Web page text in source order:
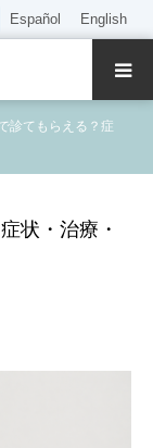
Español English
診てもらえる？症
状・治療・